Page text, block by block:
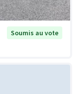
Soumis au vote